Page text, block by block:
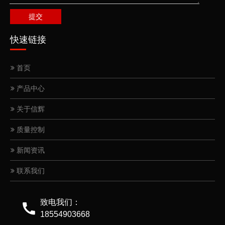
提交
快速链接
首页
产品中心
关于信辉
质量控制
新闻资讯
联系我们
致电我们：
18554903668